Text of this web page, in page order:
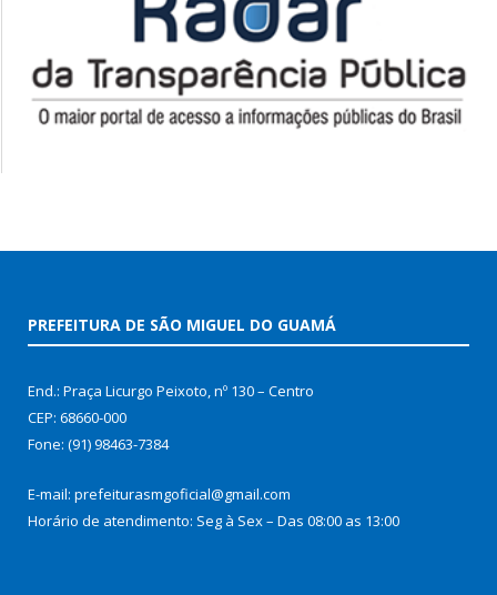
PREFEITURA DE SÃO MIGUEL DO GUAMÁ
End.: Praça Licurgo Peixoto, nº 130 – Centro
CEP: 68660-000
Fone: (91) 98463-7384
E-mail: prefeiturasmgoficial@gmail.com
Horário de atendimento: Seg à Sex – Das 08:00 as 13:00